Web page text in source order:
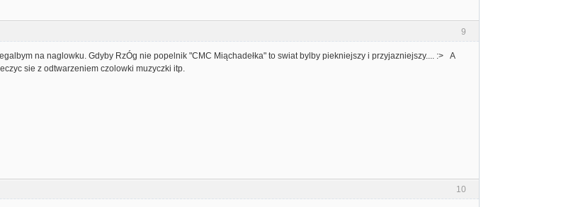
9
na naglowku. Gdyby RzÓg nie popelnik "CMC Miąchadełka" to swiat bylby piekniejszy i przyjazniejszy.... :> A
sie z odtwarzeniem czolowki muzyczki itp.
10